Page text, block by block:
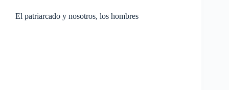
El patriarcado y nosotros, los hombres